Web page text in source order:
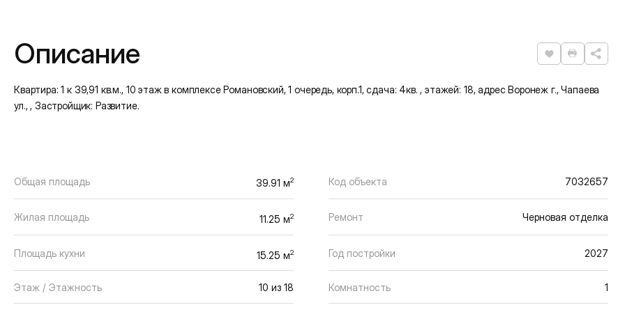
Описание Нравится
Квартира: 1 к 39,91 кв.м., 10 этаж в комплексе Романовский, 1 очередь, корп.1, сдача: 4кв. , этажей: 18, адрес Воронеж г., Чапаева
ул., , Застройщик: Развитие.
Общая площадь 39.91 м2 Код объекта 7032657
Жилая площадь 11.25 м2 Ремонт Черновая отделка
Площадь кухни 15.25 м2 Год постройки 2027
Этаж / Этажность 10 из 18 Комнатность 1